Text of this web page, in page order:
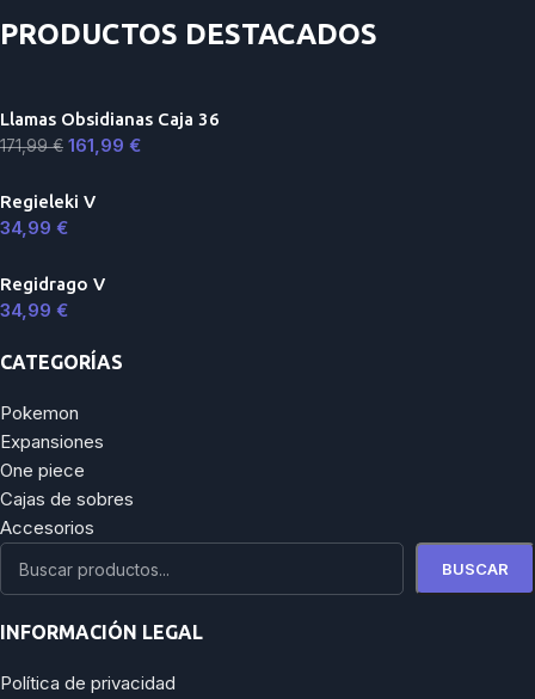
PRODUCTOS DESTACADOS
Llamas Obsidianas Caja 36
171,99€ 161,99 €
Regieleki V
34,99 €
Regidrago V
34,99 €
CATEGORÍAS
Pokemon
Expansiones
One piece
Cajas de sobres
Accesorios
BUSCAR
INFORMACIÓN LEGAL
Política de privacidad